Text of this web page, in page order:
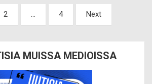
2 … 4 Next
MUISSA MEDIOISSA